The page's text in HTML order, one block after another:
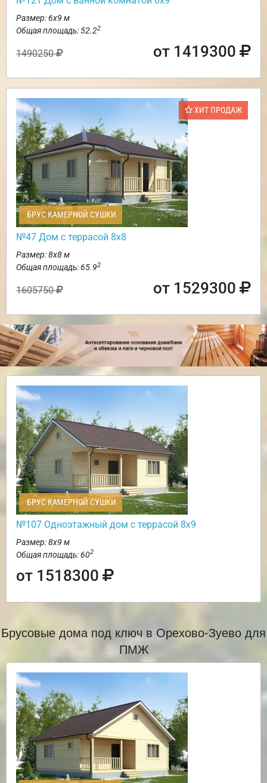
Размер: 6х9 м
Общая площадь: 52.22
1490250 от 1419300
ХИТ ПРОДАЖ
БРУС КАМЕРНОЙ СУШКИ
№47 Дом с террасой 8х8
Размер: 8х8 м
Общая площадь: 65.92
1605750 от 1529300
БРУС КАМЕРНОЙ СУШКИ
№107 Одноэтажный дом с террасой 8х9
Размер: 8х9 м
Общая площадь: 602
от 1518300
Брусовые дома под ключ в Орехово-Зуево для
ПМЖ